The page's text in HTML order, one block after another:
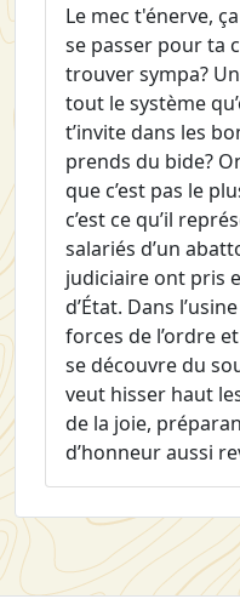
Le mec t'énerve,
se passer pour ta
trouver sympa?
tout le système
t’invite dans les
prends du bide?
que c’est pas le
c’est ce qu’il
salariés d’un
judiciaire ont pris
d’État. Dans
forces de l’ordre
se découvre du
veut hisser haut
de la joie,
d’honneur aussi